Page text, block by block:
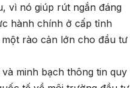
vì nó giúp rút ngắn đáng
hành chính ở cấp tỉnh
rào cản lớn cho đầu tư
minh bạch thông tin quy